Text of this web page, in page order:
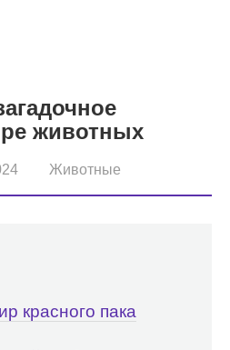
животных
Животные
красного пака